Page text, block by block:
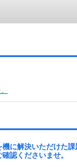
に解決いただけた課
認くださいませ。